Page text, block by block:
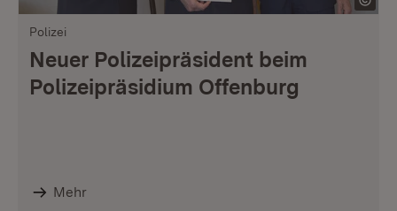
Polizei
Neuer Polizeipräsident beim
Polizeipräsidium Offenburg
Mehr